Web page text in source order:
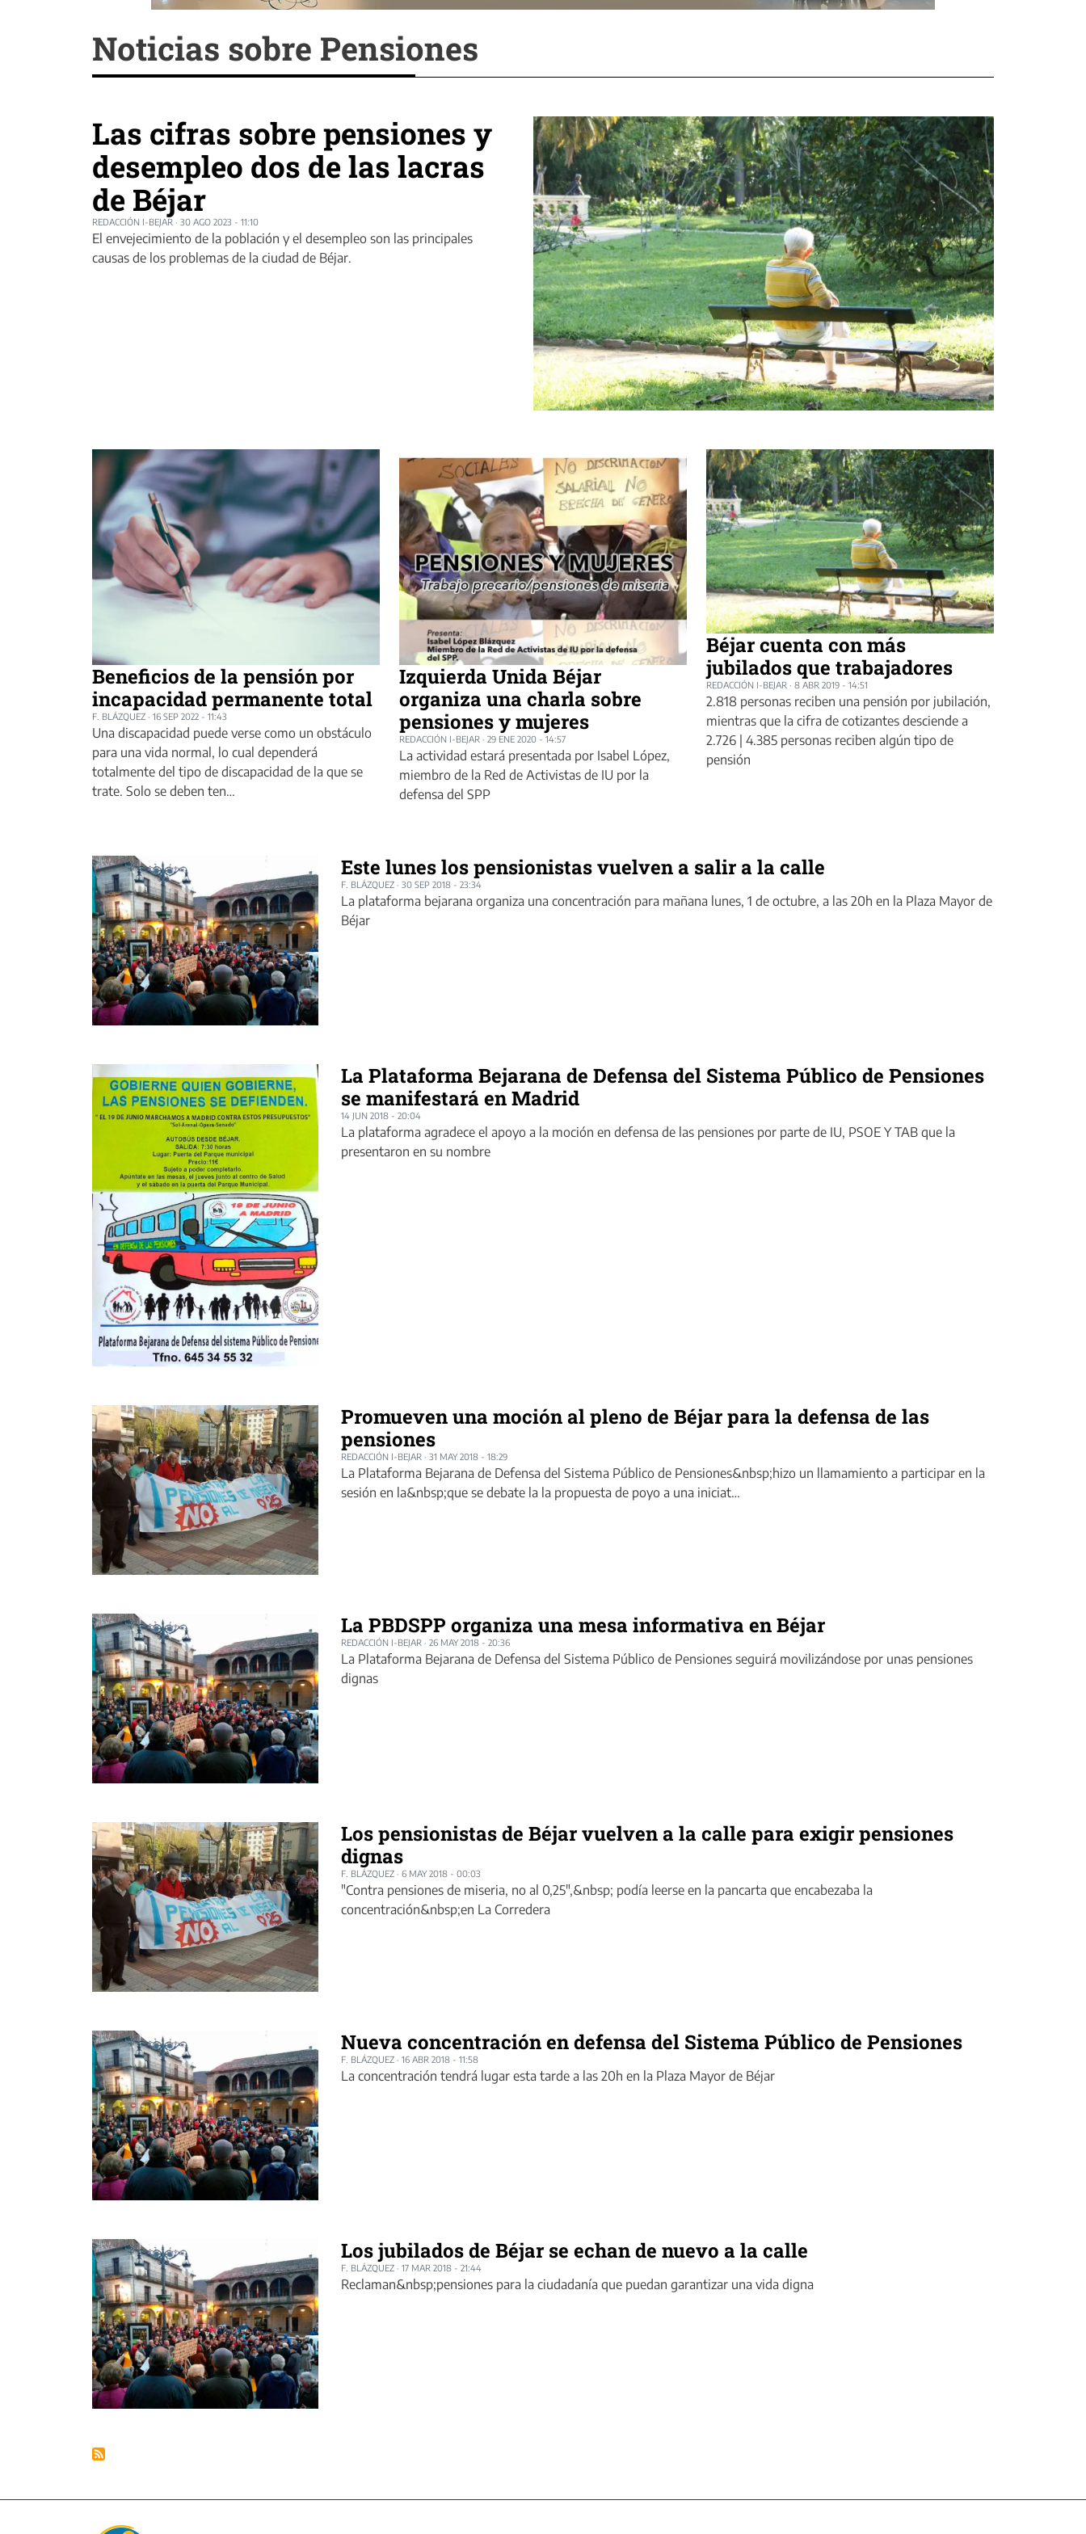
Noticias sobre Pensiones
Las cifras sobre pensiones y
desempleo dos de las lacras
de Béjar
REDACCIÓN I-BEJAR · 30 AGO 2023 - 11:10
El envejecimiento de la población y el desempleo son las principales
causas de los problemas de la ciudad de Béjar.
Beneficios de la pensión por
incapacidad permanente total
F. BLÁZQUEZ · 16 SEP 2022 - 11:43
Una discapacidad puede verse como un obstáculo
para una vida normal, lo cual dependerá
totalmente del tipo de discapacidad de la que se
trate. Solo se deben ten…
Izquierda Unida Béjar
organiza una charla sobre
pensiones y mujeres
REDACCIÓN I-BEJAR · 29 ENE 2020 - 14:57
La actividad estará presentada por Isabel López,
miembro de la Red de Activistas de IU por la
defensa del SPP
Béjar cuenta con más
jubilados que trabajadores
REDACCIÓN I-BEJAR · 8 ABR 2019 - 14:51
2.818 personas reciben una pensión por jubilación,
mientras que la cifra de cotizantes desciende a
2.726 | 4.385 personas reciben algún tipo de
pensión
Este lunes los pensionistas vuelven a salir a la calle
F. BLÁZQUEZ · 30 SEP 2018 - 23:34
La plataforma bejarana organiza una concentración para mañana lunes, 1 de octubre, a las 20h en la Plaza Mayor de
Béjar
La Plataforma Bejarana de Defensa del Sistema Público de Pensiones
se manifestará en Madrid
14 JUN 2018 - 20:04
La plataforma agradece el apoyo a la moción en defensa de las pensiones por parte de IU, PSOE Y TAB que la
presentaron en su nombre
Promueven una moción al pleno de Béjar para la defensa de las
pensiones
REDACCIÓN I-BEJAR · 31 MAY 2018 - 18:29
La Plataforma Bejarana de Defensa del Sistema Público de Pensiones&nbsp;hizo un llamamiento a participar en la
sesión en la&nbsp;que se debate la la propuesta de poyo a una iniciat…
La PBDSPP organiza una mesa informativa en Béjar
REDACCIÓN I-BEJAR · 26 MAY 2018 - 20:36
La Plataforma Bejarana de Defensa del Sistema Público de Pensiones seguirá movilizándose por unas pensiones
dignas
Los pensionistas de Béjar vuelven a la calle para exigir pensiones
dignas
F. BLÁZQUEZ · 6 MAY 2018 - 00:03
"Contra pensiones de miseria, no al 0,25",&nbsp; podía leerse en la pancarta que encabezaba la
concentración&nbsp;en La Corredera
Nueva concentración en defensa del Sistema Público de Pensiones
F. BLÁZQUEZ · 16 ABR 2018 - 11:58
La concentración tendrá lugar esta tarde a las 20h en la Plaza Mayor de Béjar
Los jubilados de Béjar se echan de nuevo a la calle
F. BLÁZQUEZ · 17 MAR 2018 - 21:44
Reclaman&nbsp;pensiones para la ciudadanía que puedan garantizar una vida digna